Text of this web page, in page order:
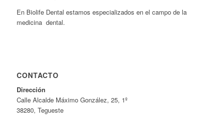
En Biolife Dental estamos especializados en el campo de la
medicina dental.
CONTACTO
Dirección
Calle Alcalde Máximo González, 25, 1º
38280, Tegueste